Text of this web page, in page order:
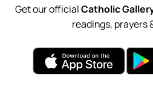
Get our officialCatholic
readings, prayers